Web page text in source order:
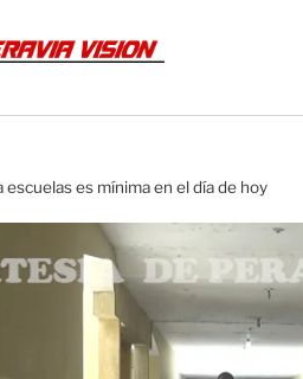
escuelas es mínima en el día de hoy